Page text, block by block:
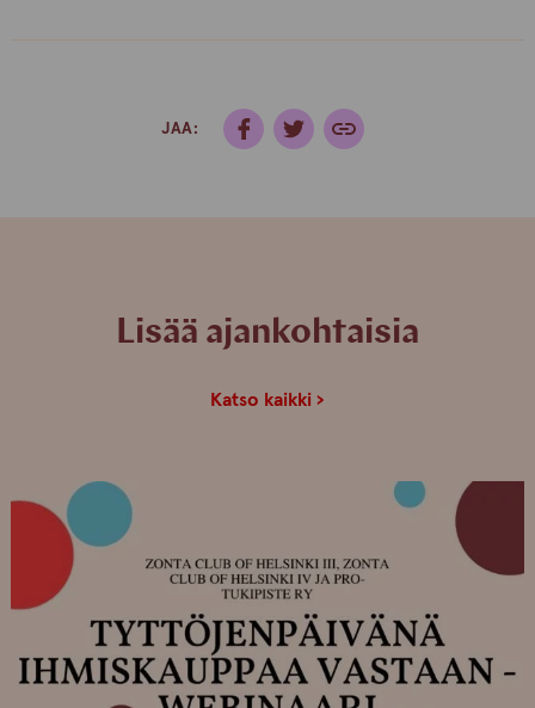
JAA:
Lisää ajankohtaisia
Katso kaikki ›